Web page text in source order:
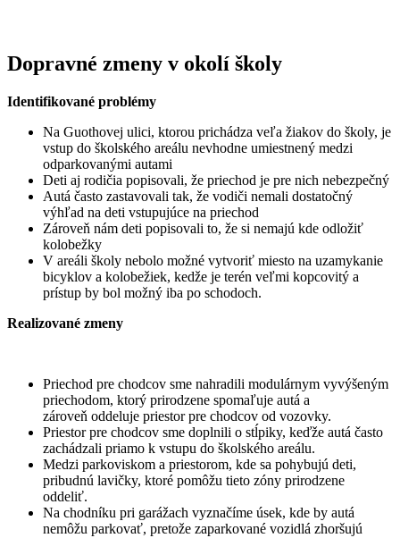
Dopravné zmeny v okolí školy
Identifikované problémy
Na Guothovej ulici, ktorou prichádza veľa žiakov do školy, je
vstup do školského areálu nevhodne umiestnený medzi
odparkovanými autami
Deti aj rodičia popisovali, že priechod je pre nich nebezpečný
Autá často zastavovali tak, že vodiči nemali dostatočný
výhľad na deti vstupujúce na priechod
Zároveň nám deti popisovali to, že si nemajú kde odložiť
kolobežky
V areáli školy nebolo možné vytvoriť miesto na uzamykanie
bicyklov a kolobežiek, kedže je terén veľmi kopcovitý a
prístup by bol možný iba po schodoch.
Realizované zmeny
Priechod pre chodcov sme nahradili modulárnym vyvýšeným
priechodom, ktorý prirodzene spomaľuje autá a
zároveň oddeluje priestor pre chodcov od vozovky.
Priestor pre chodcov sme doplnili o stĺpiky, keďže autá často
zachádzali priamo k vstupu do školského areálu.
Medzi parkoviskom a priestorom, kde sa pohybujú deti,
pribudnú lavičky, ktoré pomôžu tieto zóny prirodzene
oddeliť.
Na chodníku pri garážach vyznačíme úsek, kde by autá
nemôžu parkovať, pretože zaparkované vozidlá zhoršujú